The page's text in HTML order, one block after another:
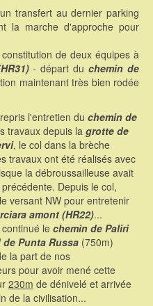
transfert au dernier parking
la marche d'approche pour
de deux équipes à
- départ duchemin de
maintenant très bien rodée
l'entretien du chemin de
travaux depuis la grotte de
, le col dans la brèche
travaux ont été réalisés avec
la débroussailleuse avait
Depuis le col,
versant NW pour entretenir
amont (HR22)...
le chemin de Paliri
Punta Russa (750m)
la part de nos
pour avoir mené cette
230m de dénivelé et arrivée
de la civilisation...